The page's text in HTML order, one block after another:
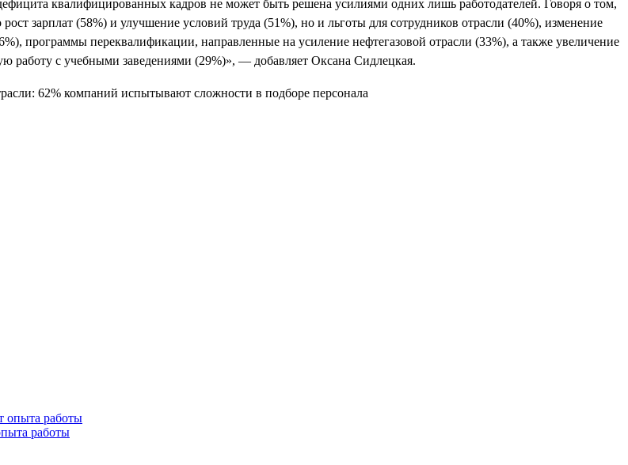
квалифицированных кадров не может быть решена усилиями одних лишь работодателей. Говоря о том,
зарплат (58%) и улучшение условий труда (51%), но и льготы для сотрудников отрасли (40%), изменение
программы переквалификации, направленные на усиление нефтегазовой отрасли (33%), а также увеличение
работу с учебными заведениями (29%)», — добавляет Оксана Сидлецкая.
работы